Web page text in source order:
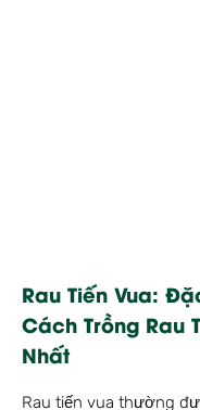
Rau Tiến Vua:
Cách Trồng Rau
Nhất
Rau tiến vua thường